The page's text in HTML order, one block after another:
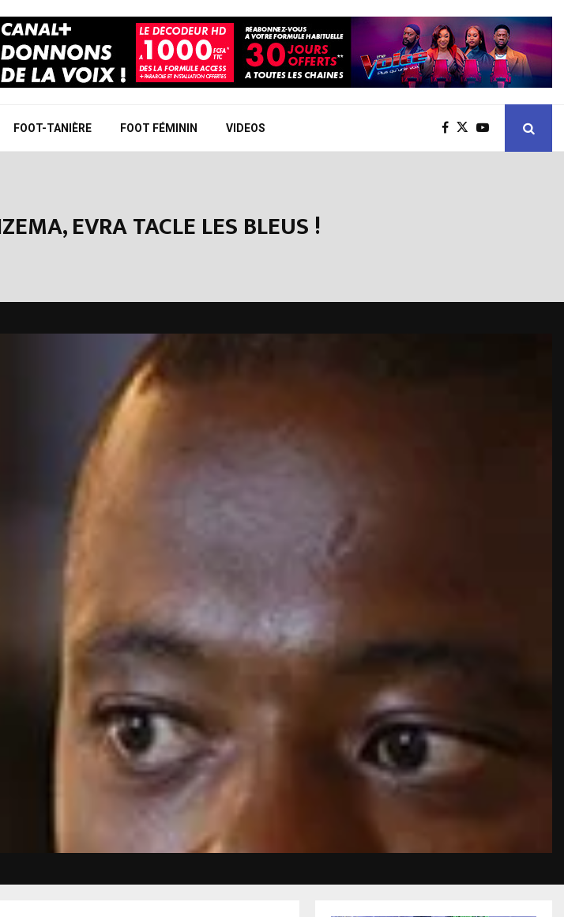
FOOT-TANIÈRE FOOT FÉMININ VIDEOS
EVRA TACLE LES BLEUS !